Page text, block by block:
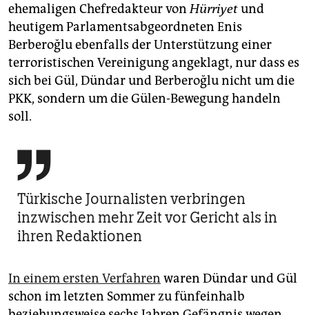
ehemaligen Chefredakteur vonHürriyetund
heutigem Parlamentsabgeordneten Enis
Berberoğlu ebenfalls der Unterstützung einer
terroristischen Vereinigung angeklagt, nur dass es
sich bei Gül, Dündar und Berberoğlu nicht um die
PKK, sondern um die Gülen-Bewegung handeln
soll.

Türkische Journalisten verbringen
inzwischen mehr Zeit vor Gericht als in
ihren Redaktionen
In einem ersten Verfahren waren Dündar und Gül
schon im letzten Sommer zu fünfeinhalb